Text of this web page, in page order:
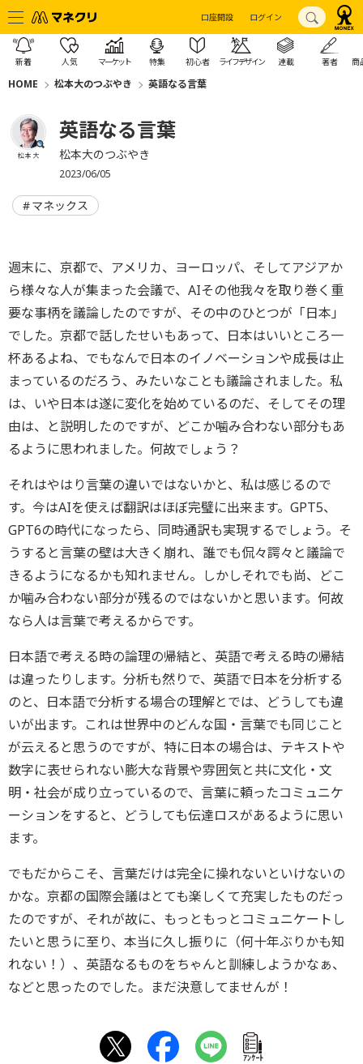
口座開設 ログイン
新着 人気 マーケット 特集 初心者 ライフデザイン 連載 著者 商
HOME 松本大のつぶやき 英語なる言葉
松本 大
英語なる言葉
松本大のつぶやき
2023/06/05
マネックス
週末に、京都で、アメリカ、ヨーロッパ、そしてアジアか
ら様々な人が集まった会議で、AIその他我々を取り巻く重
要な事柄を議論したのですが、その中のひとつが「日本」
でした。京都で話したせいもあって、日本はいいところ一
杯あるよね、でもなんで日本のイノベーションや成長は止
まっているのだろう、みたいなことも議論されました。私
は、いや日本は遂に変化を始めているのだ、そしてその理
由は、と説明したのですが、どこか噛み合わない部分もあ
るように思われました。何故でしょう？
それはやはり言葉の違いではないかと、私は感じるので
す。今はAIを使えば翻訳はほぼ完璧に出来ます。GPT5、
GPT6の時代になったら、同時通訳も実現するでしょう。そ
うすると言葉の壁は大きく崩れ、誰でも侃々諤々と議論で
きるようになるかも知れません。しかしそれでも尚、どこ
か噛み合わない部分が残るのではないかと思います。何故
なら人は言葉で考えるからです。
日本語で考える時の論理の帰結と、英語で考える時の帰結
は違ったりします。分析も然りで、英語で日本を分析する
のと、日本語で分析する場合の理解とでは、どうしても違
いが出ます。これは世界中のどんな国・言葉でも同じこと
が云えると思うのですが、特に日本の場合は、テキストや
数字に表せられない膨大な背景や雰囲気と共に文化・文
明・社会が成り立っているので、言葉に頼ったコミュニケ
ーションをすると、どうしても伝達ロスがあるように思い
ます。
でもだからこそ、言葉だけは完全に操れないといけないの
かな。京都の国際会議はとても楽しくて充実したものだっ
たのですが、それが故に、もっともっとコミュニケートし
たいと思うに至り、本当に久し振りに（何十年ぶりかも知
れない！）、英語なるものをちゃんと訓練しようかなぁ、
などと思ったのでした。まだ決意してませんが！
ｱﾝｹｰﾄ